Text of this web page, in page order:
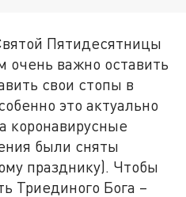
Пятидесятницы
важно оставить
свои стопы в
это актуально
коронавирусные
были сняты
празднику). Чтобы
Триединого Бога –